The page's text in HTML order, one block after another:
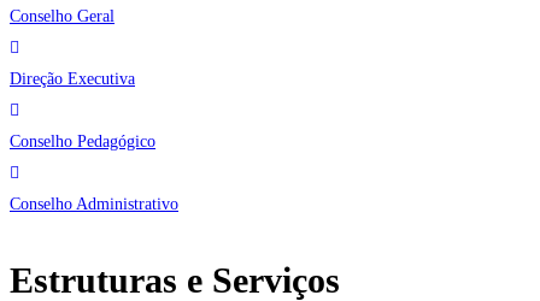
Conselho Geral
Direção Executiva
Conselho Pedagógico
Conselho Administrativo
Estruturas e Serviços